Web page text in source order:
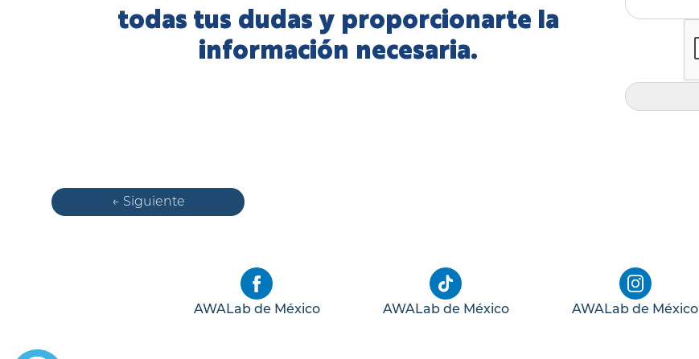
todas tus dudas y proporcionarte la
información necesaria.
← Siguiente
AWALab de México AWALab de México AWALab de México